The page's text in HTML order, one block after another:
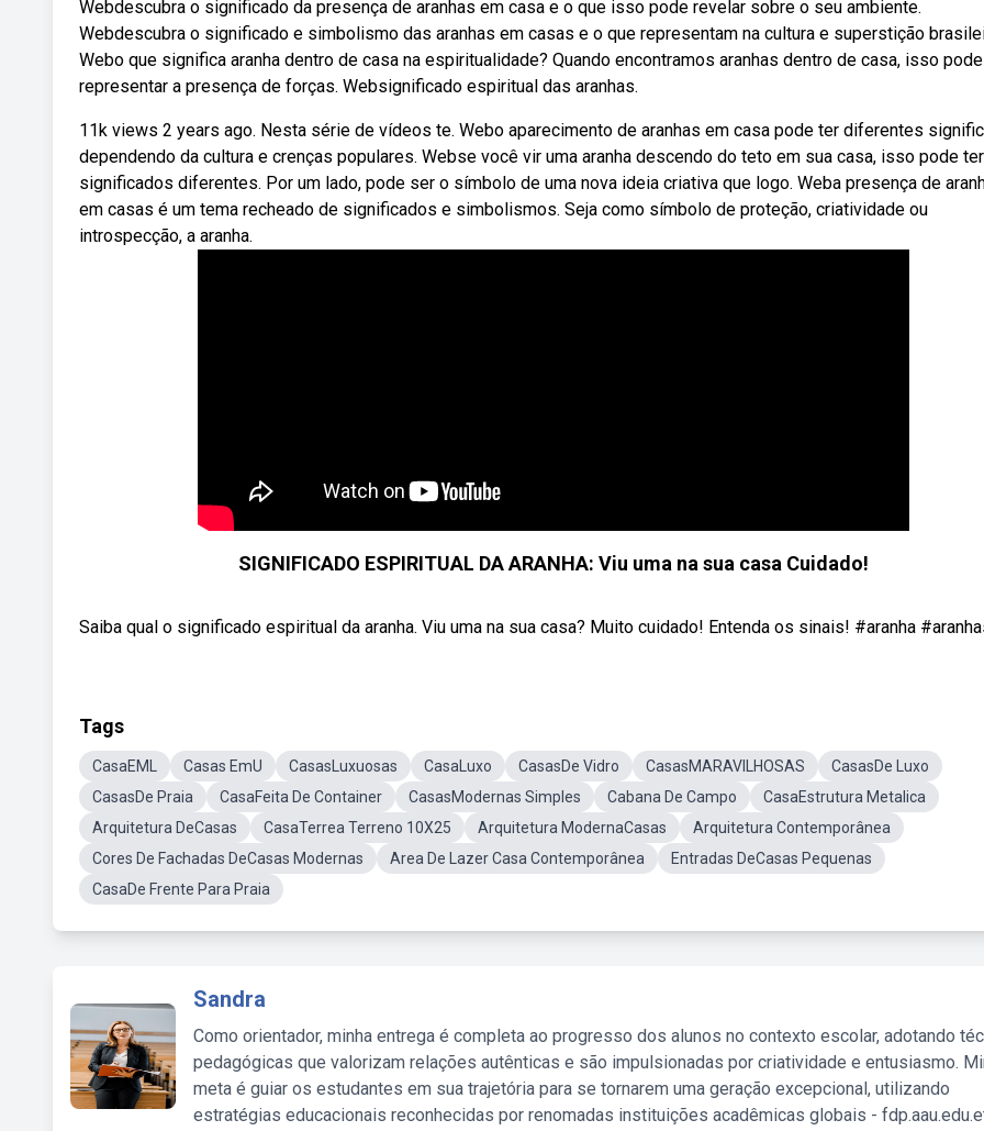
Webdescubra o significado da presença de aranhas em casa e o que isso pode revelar sobre o seu ambiente.
Webdescubra o significado e simbolismo das aranhas em casas e o que representam na cultura e superstição
Webo que significa aranha dentro de casa na espiritualidade? Quando encontramos aranhas dentro de casa, isso pode
representar a presença de forças. Websignificado espiritual das aranhas.
11k views 2 years ago. Nesta série de vídeos te. Webo aparecimento de aranhas em casa pode ter diferentes
dependendo da cultura e crenças populares. Webse você vir uma aranha descendo do teto em sua casa, isso pode ter
significados diferentes. Por um lado, pode ser o símbolo de uma nova ideia criativa que logo. Weba presença de
em casas é um tema recheado de significados e simbolismos. Seja como símbolo de proteção, criatividade ou
introspecção, a aranha.
SIGNIFICADO ESPIRITUAL DA ARANHA: Viu uma na sua casa Cuidado!
Saiba qual o significado espiritual da aranha. Viu uma na sua casa? Muito cuidado! Entenda os sinais! #aranha
Tags
CasaEML Casas EmU CasasLuxuosas CasaLuxo CasasDe Vidro CasasMARAVILHOSAS
CasasDe Luxo
CasasDe Praia
CasaFeita De Container CasasModernas Simples Cabana De Campo
CasaEstrutura Metalica
Arquitetura DeCasas
CasaTerrea Terreno 10X25 Arquitetura ModernaCasas
Arquitetura Contemporânea
Cores De Fachadas DeCasas Modernas
Area De Lazer Casa Contemporânea
Entradas DeCasas Pequenas
CasaDe Frente Para Praia
Sandra
Como orientador, minha entrega é completa ao progresso dos alunos no contexto escolar, adotando
pedagógicas que valorizam relações autênticas e são impulsionadas por criatividade e entusiasmo.
meta é guiar os estudantes em sua trajetória para se tornarem uma geração excepcional, utilizando
estratégias educacionais reconhecidas por renomadas instituições acadêmicas globais -